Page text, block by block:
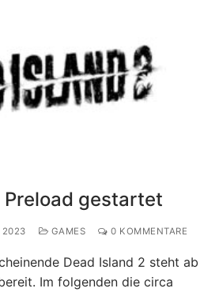
Preload gestartet
2023 GAMES 0 KOMMENTARE
Dead Island 2 steht ab
Im folgenden die circa